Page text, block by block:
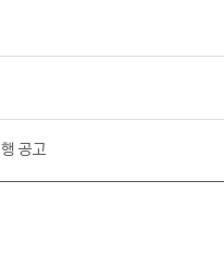
공고